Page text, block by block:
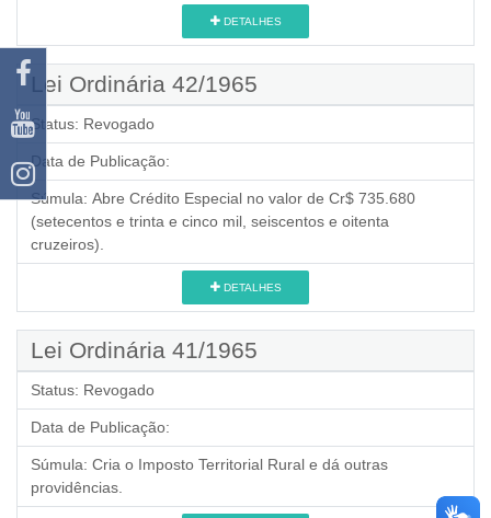
DETALHES
Lei Ordinária 42/1965
Status: Revogado
Data de Publicação:
Súmula: Abre Crédito Especial no valor de Cr$ 735.680
(setecentos e trinta e cinco mil, seiscentos e oitenta
cruzeiros).
DETALHES
Lei Ordinária 41/1965
Status: Revogado
Data de Publicação:
Súmula: Cria o Imposto Territorial Rural e dá outras
providências.